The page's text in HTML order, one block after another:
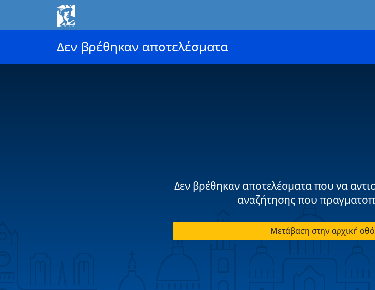
Δεν βρέθηκαν αποτελέσματα
Δεν βρέθηκαν αποτελέσματα που να
αναζήτησης που
Μετάβαση στην αρχική